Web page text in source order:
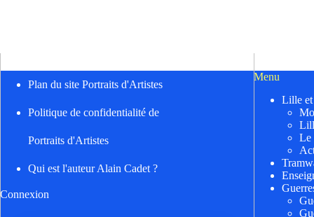
Plan du site Portraits d'Artistes
Politique de confidentialité de
Portraits d'Artistes
Qui est l'auteur Alain Cadet ?
Connexion
Menu
Lille et
Le